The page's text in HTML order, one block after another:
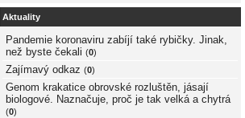
Aktuality
Pandemie koronaviru zabíjí také rybičky. Jinak,
než byste čekali (0)
Zajímavý odkaz (0)
Genom krakatice obrovské rozluštěn, jásají
biologové. Naznačuje, proč je tak velká a chytrá
(0)